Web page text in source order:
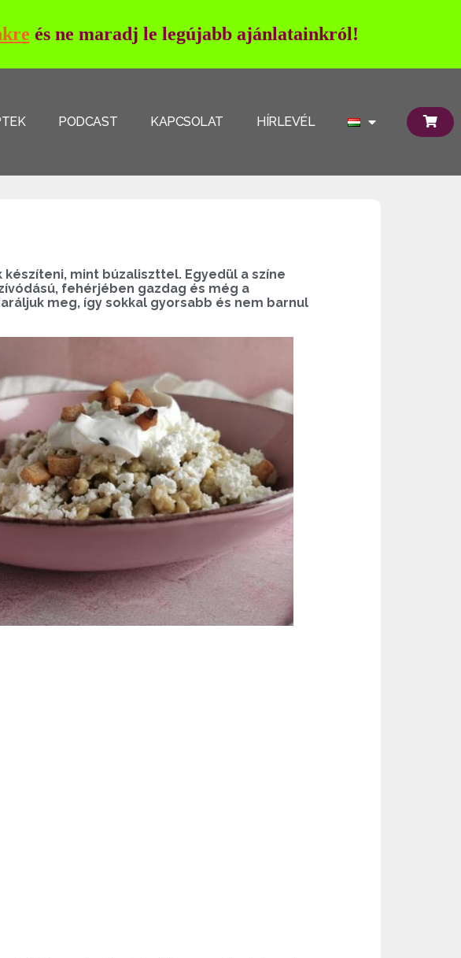
és ne maradj le legújabb ajánlatainkról!
PODCAST KAPCSOLAT HÍRLEVÉL
mint búzaliszttel. Egyedül a színe
fehérjében gazdag és még a
meg, így sokkal gyorsabb és nem barnul